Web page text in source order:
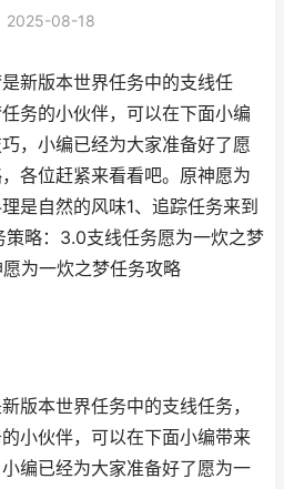
2025-08-18
新版本世界任务中的支线任
务的小伙伴，可以在下面小编
，小编已经为大家准备好了愿
各位赶紧来看看吧。原神愿为
是自然的风味1、追踪任务来到
略：3.0支线任务愿为一炊之梦
为一炊之梦任务攻略
版本世界任务中的支线任务，
小伙伴，可以在下面小编带来
编已经为大家准备好了愿为一